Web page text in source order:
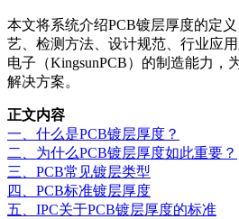
本文将系统介绍PCB镀层厚度的定
艺、检测方法、设计规范、行业应
电子（KingsunPCB）的制造能力，
解决方案。
正文内容
一、什么是PCB镀层厚度？
二、为什么PCB镀层厚度如此重要？
三、PCB常见镀层类型
四、PCB标准镀层厚度
五、IPC关于PCB镀层厚度的标准